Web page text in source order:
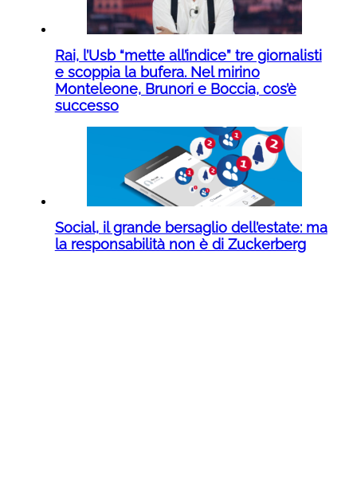
Rai, l’Usb “mette all’indice” tre giornalisti
e scoppia la bufera. Nel mirino
Monteleone, Brunori e Boccia, cos’è
successo
Social, il grande bersaglio dell’estate: ma
la responsabilità non è di Zuckerberg